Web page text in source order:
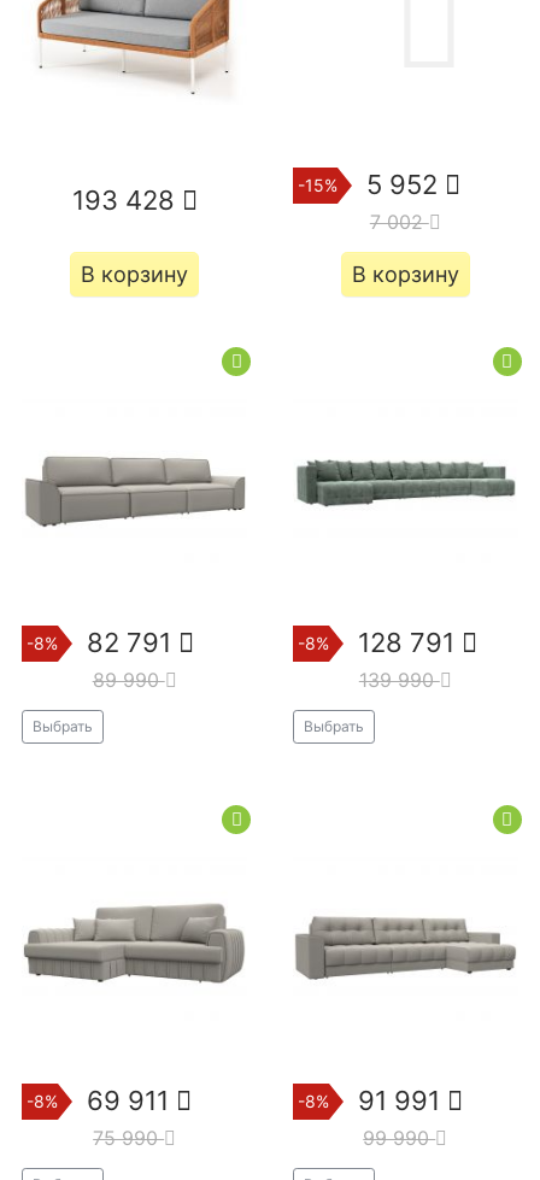
193 428
В корзину
-15% 5 952
7 002
В корзину
-8% 82 791
89 990
Выбрать
-8% 128 791
139 990
Выбрать
-8% 69 911
75 990
-8% 91 991
99 990